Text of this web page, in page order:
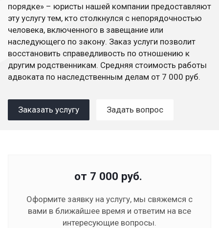
порядке» – юристы нашей компании предоставляют
эту услугу тем, кто столкнулся с непорядочностью
человека, включенного в завещание или
наследующего по закону. Заказ услуги позволит
восстановить справедливость по отношению к
другим родственникам. Средняя стоимость работы
адвоката по наследственным делам от 7 000 руб.
Заказать услугу Задать вопрос
от 7 000 руб.
Оформите заявку на услугу, мы свяжемся с
вами в ближайшее время и ответим на все
интересующие вопросы.